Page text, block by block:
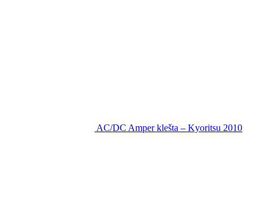
AC/DC Amper klešta – Kyoritsu 2010